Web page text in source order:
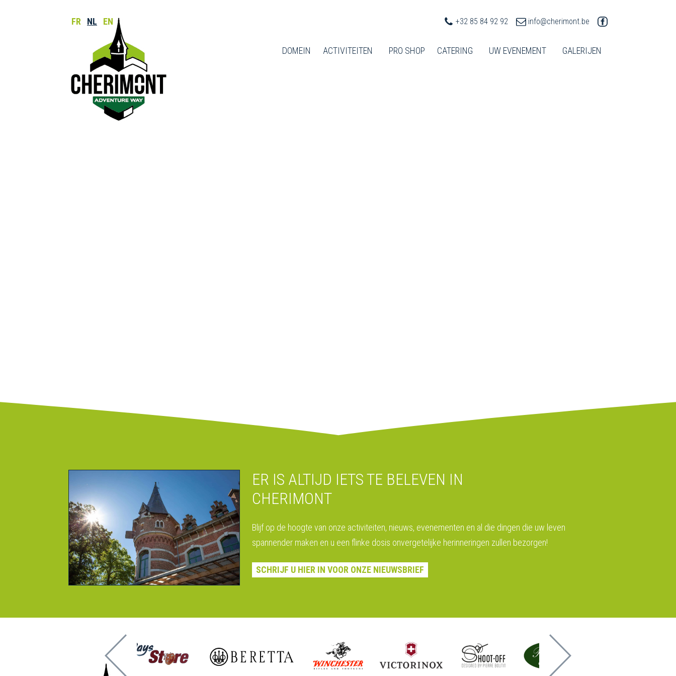
FR NL EN +32 85 84 92 92 info@cherimont.be
DOMEIN ACTIVITEITEN PRO SHOP CATERING UW EVENEMENT GALERIJEN
ER IS ALTIJD IETS TE BELEVEN IN
CHERIMONT
Blijf op de hoogte van onze activiteiten, nieuws, evenementen en al die dingen die uw leven
spannender maken en u een flinke dosis onvergetelijke herinneringen zullen bezorgen!
SCHRIJF U HIER IN VOOR ONZE NIEUWSBRIEF